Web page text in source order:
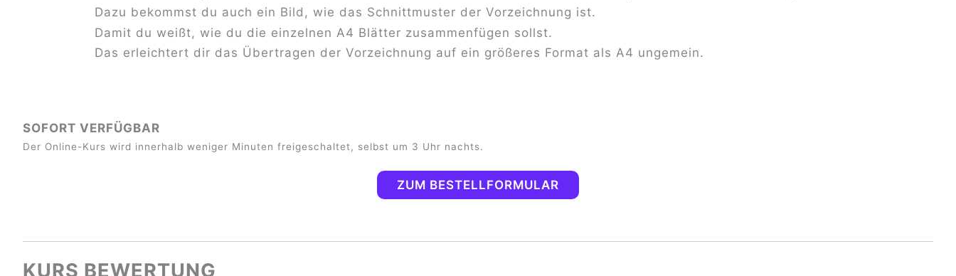
Dazu bekommst du auch ein Bild, wie das Schnittmuster der Vorzeichnung ist.
Damit du weißt, wie du die einzelnen A4 Blätter zusammenfügen sollst.
Das erleichtert dir das Übertragen der Vorzeichnung auf ein größeres Format als A4 ungemein.
SOFORT VERFÜGBAR
Der Online-Kurs wird innerhalb weniger Minuten freigeschaltet, selbst um 3 Uhr nachts.
ZUM BESTELLFORMULAR
KURS BEWERTUNG